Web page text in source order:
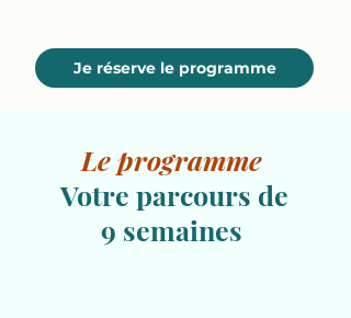
Je réserve le programme
Le programme
Votre parcours de
9 semaines